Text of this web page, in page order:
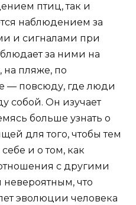
птиц, так и
наблюдением за
и сигналами при
за ними на
пляже, по
— повсюду, где люди
собой. Он изучает
больше узнать о
для того, чтобы тем
и о том, как
с другими
что
эволюции человека